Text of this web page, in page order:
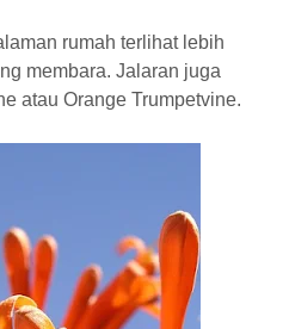
rumah terlihat lebih
membara. Jalaran juga
atau Orange Trumpetvine.